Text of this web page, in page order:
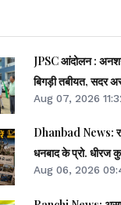
JPSC आंदोलन :
बिगड़ी तबीयत, सदर
Aug 07, 2026
Dhanbad News:
धनबाद के प्रो. धीरज
समारोह होंगे शामिल
Aug 06, 2026